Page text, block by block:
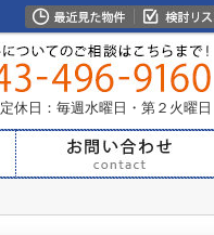
定休日：毎週水曜日・第２火曜日